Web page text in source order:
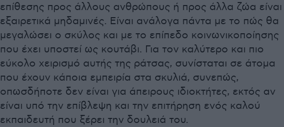
επίθεσης προς άλλους ανθρώπους ή προς άλλα ζώα είναι
εξαιρετικά μηδαμινές. Είναι ανάλογα πάντα με το πώς θα
μεγαλώσει ο σκύλος και με το επίπεδο κοινωνικοποίησης
που έχει υποστεί ως κουτάβι. Για τον καλύτερο και πιο
εύκολο χειρισμό αυτής της ράτσας, συνίσταται σε άτομα
που έχουν κάποια εμπειρία στα σκυλιά, συνεπώς,
οπωσδήποτε δεν είναι για άπειρους ιδιοκτήτες, εκτός αν
είναι υπό την επίβλεψη και την επιτήρηση ενός καλού
εκπαιδευτή που ξέρει την δουλειά του.